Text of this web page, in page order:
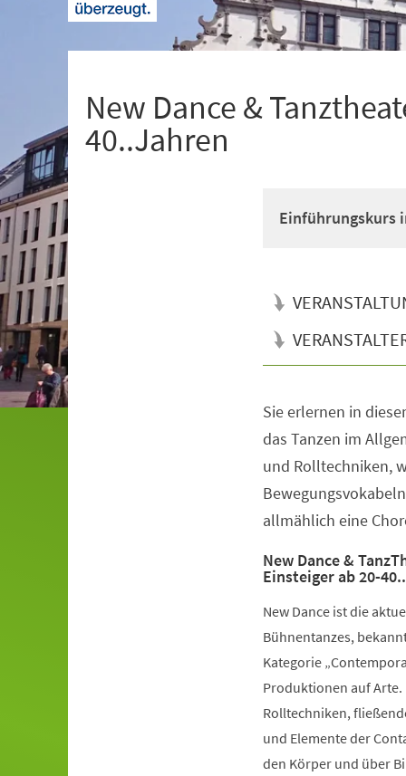
New Dance &
40..Jahren
Einführungskurs
Sie erlernen in
das Tanzen im
und Rolltechniken,
allmählich eine
New Dance &
Einsteiger ab 20-
New Dance ist die
Bühnentanzes,
Kategorie
Produktionen auf Arte.
Rolltechniken,
und Elemente der
den Körper und über